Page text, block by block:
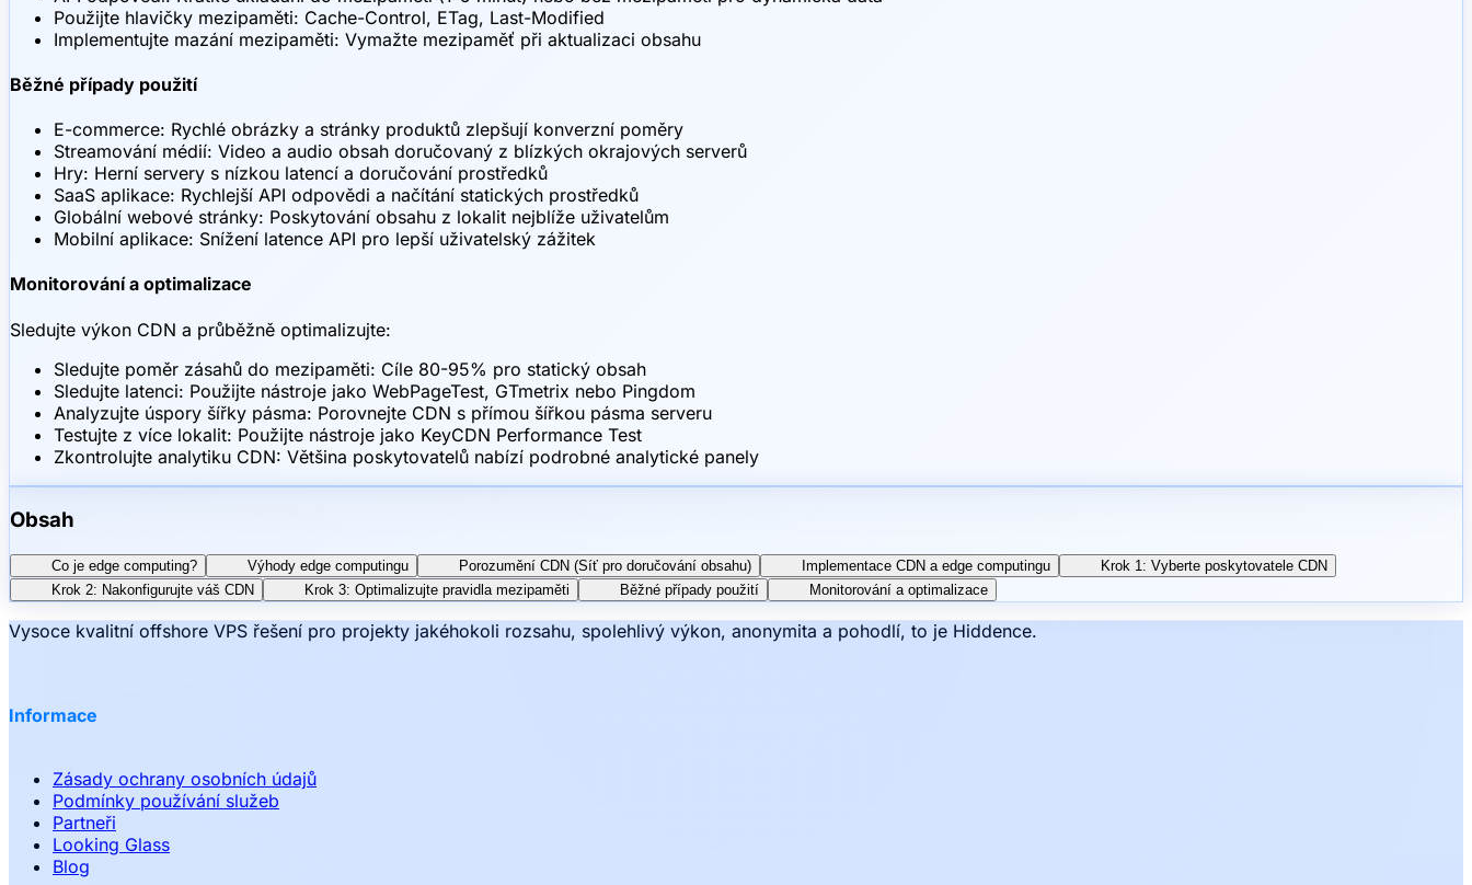
Použijte hlavičky mezipaměti: Cache-Control, ETag, Last-Modified
Implementujte mazání mezipaměti: Vymažte mezipaměť při aktualizaci obsahu
Běžné případy použití
E-commerce: Rychlé obrázky a stránky produktů zlepšují konverzní poměry
Streamování médií: Video a audio obsah doručovaný z blízkých okrajových serverů
Hry: Herní servery s nízkou latencí a doručování prostředků
SaaS aplikace: Rychlejší API odpovědi a načítání statických prostředků
Globální webové stránky: Poskytování obsahu z lokalit nejblíže uživatelům
Mobilní aplikace: Snížení latence API pro lepší uživatelský zážitek
Monitorování a optimalizace
Sledujte výkon CDN a průběžně optimalizujte:
Sledujte poměr zásahů do mezipaměti: Cíle 80-95% pro statický obsah
Sledujte latenci: Použijte nástroje jako WebPageTest, GTmetrix nebo Pingdom
Analyzujte úspory šířky pásma: Porovnejte CDN s přímou šířkou pásma serveru
Testujte z více lokalit: Použijte nástroje jako KeyCDN Performance Test
Zkontrolujte analytiku CDN: Většina poskytovatelů nabízí podrobné analytické panely
Obsah
Co je edge computing? Výhody edge computingu Porozumění CDN (Síť pro doručování obsahu) Implementace CDN a edge computingu
Krok 1: Vyberte poskytovatele CDN
Krok 2: Nakonfigurujte váš CDN
Krok 3: Optimalizujte pravidla mezipaměti Běžné případy použití Monitorování a optimalizace
Vysoce kvalitní offshore VPS řešení pro projekty jakéhokoli rozsahu, spolehlivý výkon, anonymita a pohodlí, to je Hiddence.
Informace
Zásady ochrany osobních údajů
Podmínky používání služeb
Partneři
Looking Glass
Blog